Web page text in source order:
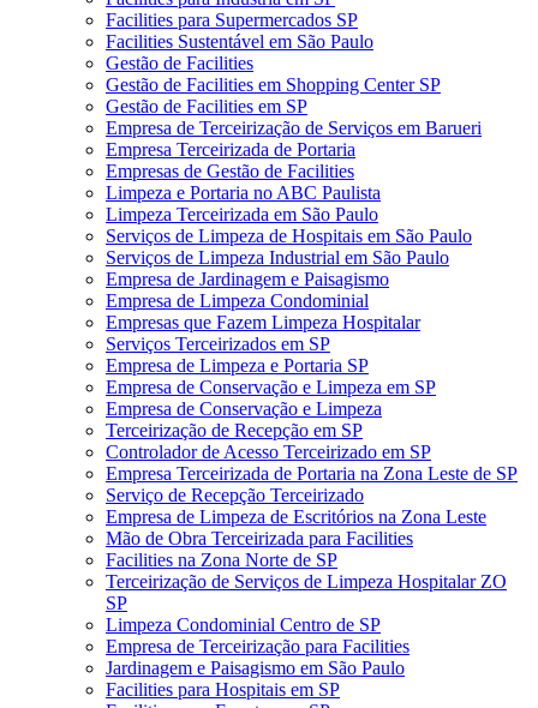
Facilities para Supermercados SP
Facilities Sustentável em São Paulo
Gestão de Facilities
Gestão de Facilities em Shopping Center SP
Gestão de Facilities em SP
Empresa de Terceirização de Serviços em Barueri
Empresa Terceirizada de Portaria
Empresas de Gestão de Facilities
Limpeza e Portaria no ABC Paulista
Limpeza Terceirizada em São Paulo
Serviços de Limpeza de Hospitais em São Paulo
Serviços de Limpeza Industrial em São Paulo
Empresa de Jardinagem e Paisagismo
Empresa de Limpeza Condominial
Empresas que Fazem Limpeza Hospitalar
Serviços Terceirizados em SP
Empresa de Limpeza e Portaria SP
Empresa de Conservação e Limpeza em SP
Empresa de Conservação e Limpeza
Terceirização de Recepção em SP
Controlador de Acesso Terceirizado em SP
Empresa Terceirizada de Portaria na Zona Leste de SP
Serviço de Recepção Terceirizado
Empresa de Limpeza de Escritórios na Zona Leste
Mão de Obra Terceirizada para Facilities
Facilities na Zona Norte de SP
Terceirização de Serviços de Limpeza Hospitalar ZO
SP
Limpeza Condominial Centro de SP
Empresa de Terceirização para Facilities
Jardinagem e Paisagismo em São Paulo
Facilities para Hospitais em SP